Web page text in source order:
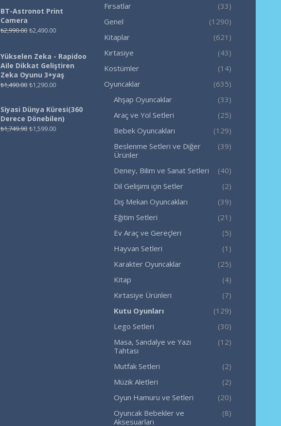
BT-Astronot Print
Camera
₺2,990.00 ₺2,490.00
Yükselen Zeka - Rapidoo
Aile Dikkat Geliştiren
Zeka Oyunu 3+yaş
₺1,490.00 ₺1,290.00
Siyasi Dünya Küresi(360
Derece Dönebilen)
₺1,749.90 ₺1,599.00
Fırsatlar
(33)
Genel
(1290)
Kitaplar
(621)
Kırtasiye
(43)
Kostümler
(14)
Oyuncaklar
(635)
Ahşap Oyuncaklar
(33)
Araç ve Yol Setleri
(25)
Bebek Oyuncakları
(129)
Beslenme Setleri ve Diğer
Ürünler
(39)
Deney, Bilim ve Sanat Setleri
(40)
Dil Gelişimi için Setler
(2)
Dış Mekan Oyuncakları
(39)
Eğitim Setleri
(21)
Ev Araç ve Gereçleri
(5)
Hayvan Setleri
(1)
Karakter Oyuncaklar
(25)
Kitap
(4)
Kırtasiye Ürünleri
(7)
Kutu Oyunları
(129)
Lego Setleri
(30)
Masa, Sandalye ve Yazı
Tahtası
(12)
Mutfak Setleri
(2)
Müzik Aletleri
(2)
Oyun Hamuru ve Setleri
(20)
Oyuncak Bebekler ve
Aksesuarları
(8)